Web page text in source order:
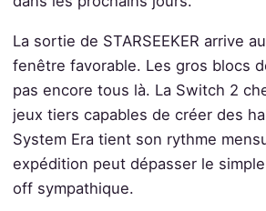
La sortie de STARSEEKER arrive
fenêtre favorable. Les gros blocs
pas encore tous là. La Switch 2
jeux tiers capables de créer des
System Era tient son rythme
expédition peut dépasser le
off sympathique.